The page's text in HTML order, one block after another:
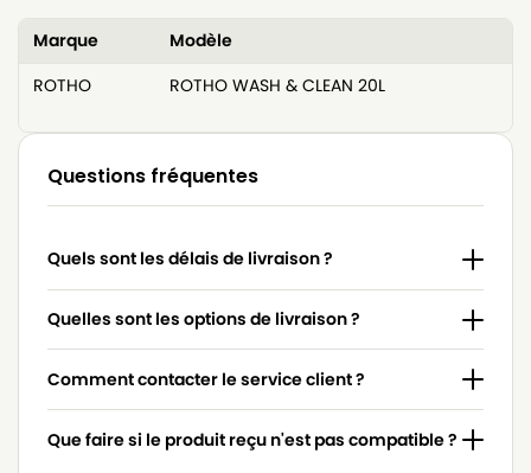
Marque
Modèle
ROTHO
ROTHO WASH & CLEAN 20L
Questions fréquentes
Quels sont les délais de livraison ?
Quelles sont les options de livraison ?
Comment contacter le service client ?
Que faire si le produit reçu n'est pas compatible ?